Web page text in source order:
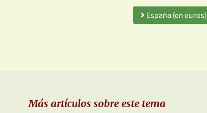
España (en euros)
Más artículos sobre este tema